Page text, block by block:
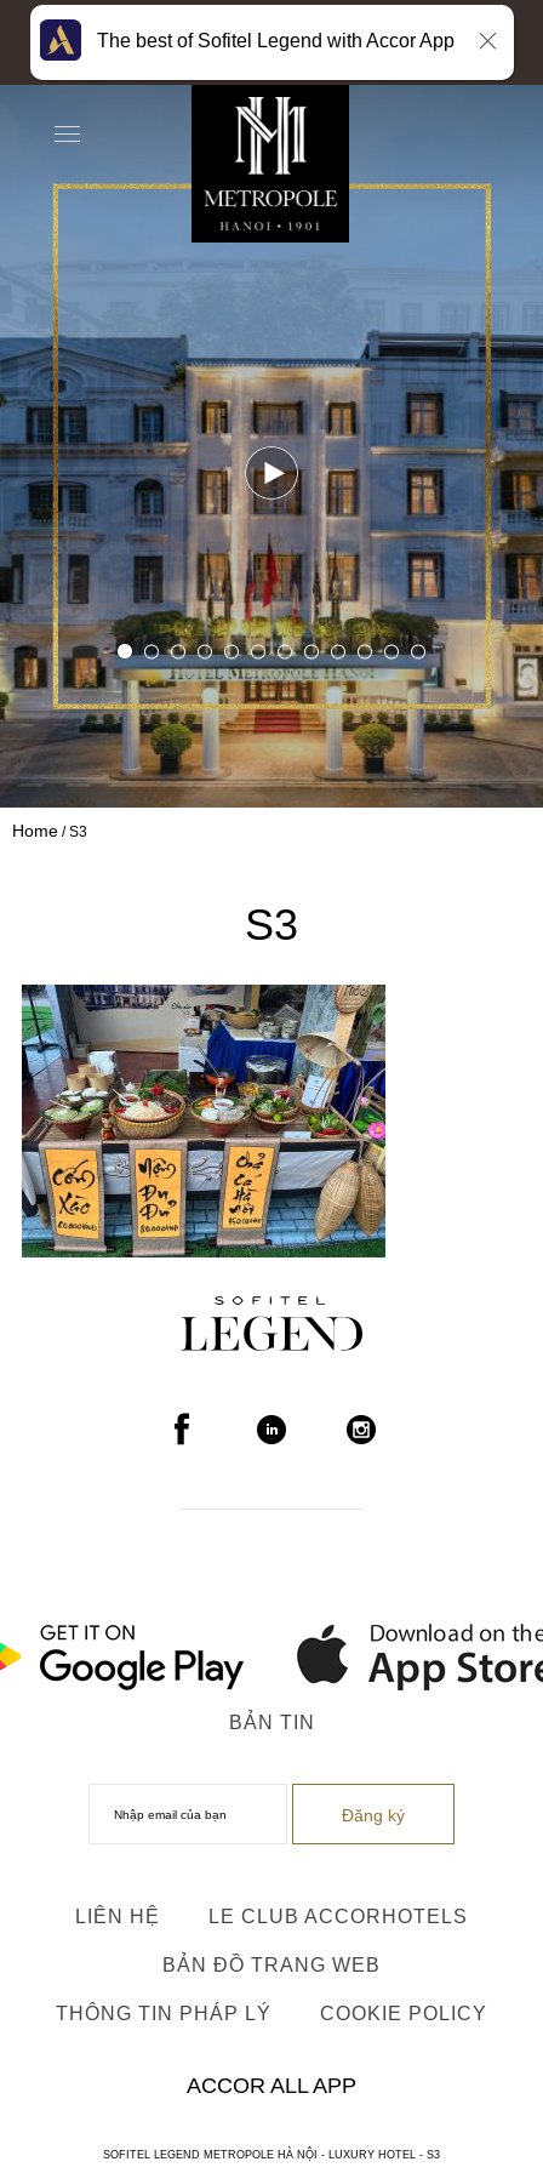
Home S3
S3
BẢN TIN
LIÊN HỆ LE CLUB ACCORHOTELS
BẢN ĐỒ TRANG WEB
THÔNG TIN PHÁP LÝ COOKIE POLICY
ACCOR ALL APP
SOFITEL LEGEND METROPOLE HÀ NỘI - LUXURY HOTEL - S3
The best of Sofitel Legend with Accor App